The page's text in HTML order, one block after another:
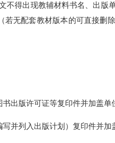
得出现教辅材料书名、出版
无配套教材版本的可直接删
版许可证等复印件并加盖单
列入出版计划）复印件并加